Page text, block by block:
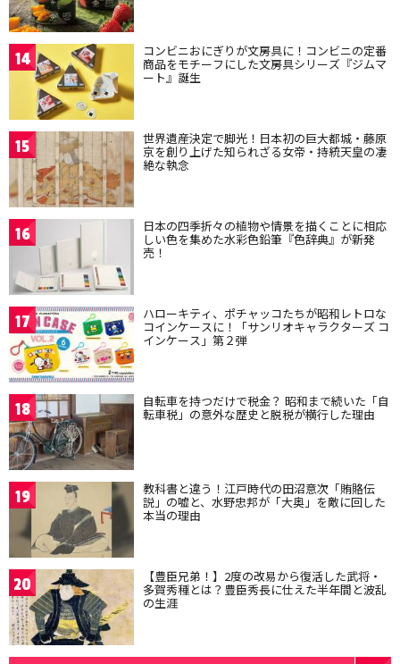
14 コンビニおにぎりが文房具に！コンビニの定番
商品をモチーフにした文房具シリーズ『ジムマ
ート』誕生
15 世界遺産決定で脚光！日本初の巨大都城・藤原
京を創り上げた知られざる女帝・持統天皇の凄
絶な執念
16 日本の四季折々の植物や情景を描くことに相応
しい色を集めた水彩色鉛筆『色辞典』が新発
売！
17 ハローキティ、ポチャッコたちが昭和レトロな
コインケースに！「サンリオキャラクターズ コ
インケース」第２弾
18 自転車を持つだけで税金？ 昭和まで続いた「自
転車税」の意外な歴史と脱税が横行した理由
19 教科書と違う！江戸時代の田沼意次「賄賂伝
説」の嘘と、水野忠邦が「大奥」を敵に回した
本当の理由
20 【豊臣兄弟！】2度の改易から復活した武将・
多賀秀種とは？豊臣秀長に仕えた半年間と波乱
の生涯